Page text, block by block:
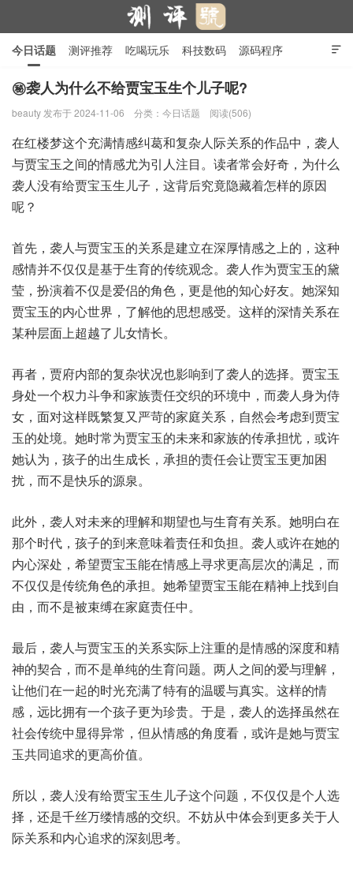

今日话题 测评推荐 吃喝玩乐 科技数码 源码程序
行业产品 在线投稿 隐私政策
㊙️袭人为什么不给贾宝玉生个儿子呢?
beauty 发布于 2024-11-06 分类： 今日话题 阅读(506)
在红楼梦这个充满情感纠葛和复杂人际关系的作品中，袭人
与贾宝玉之间的情感尤为引人注目。读者常会好奇，为什么
袭人没有给贾宝玉生儿子，这背后究竟隐藏着怎样的原因
呢？
首先，袭人与贾宝玉的关系是建立在深厚情感之上的，这种
感情并不仅仅是基于生育的传统观念。袭人作为贾宝玉的黛
莹，扮演着不仅是爱侣的角色，更是他的知心好友。她深知
贾宝玉的内心世界，了解他的思想感受。这样的深情关系在
某种层面上超越了儿女情长。
再者，贾府内部的复杂状况也影响到了袭人的选择。贾宝玉
身处一个权力斗争和家族责任交织的环境中，而袭人身为侍
女，面对这样既繁复又严苛的家庭关系，自然会考虑到贾宝
玉的处境。她时常为贾宝玉的未来和家族的传承担忧，或许
她认为，孩子的出生成长，承担的责任会让贾宝玉更加困
扰，而不是快乐的源泉。
此外，袭人对未来的理解和期望也与生育有关系。她明白在
那个时代，孩子的到来意味着责任和负担。袭人或许在她的
内心深处，希望贾宝玉能在情感上寻求更高层次的满足，而
不仅仅是传统角色的承担。她希望贾宝玉能在精神上找到自
由，而不是被束缚在家庭责任中。
最后，袭人与贾宝玉的关系实际上注重的是情感的深度和精
神的契合，而不是单纯的生育问题。两人之间的爱与理解，
让他们在一起的时光充满了特有的温暖与真实。这样的情
感，远比拥有一个孩子更为珍贵。于是，袭人的选择虽然在
社会传统中显得异常，但从情感的角度看，或许是她与贾宝
玉共同追求的更高价值。
所以，袭人没有给贾宝玉生儿子这个问题，不仅仅是个人选
择，还是千丝万缕情感的交织。不妨从中体会到更多关于人
际关系和内心追求的深刻思考。